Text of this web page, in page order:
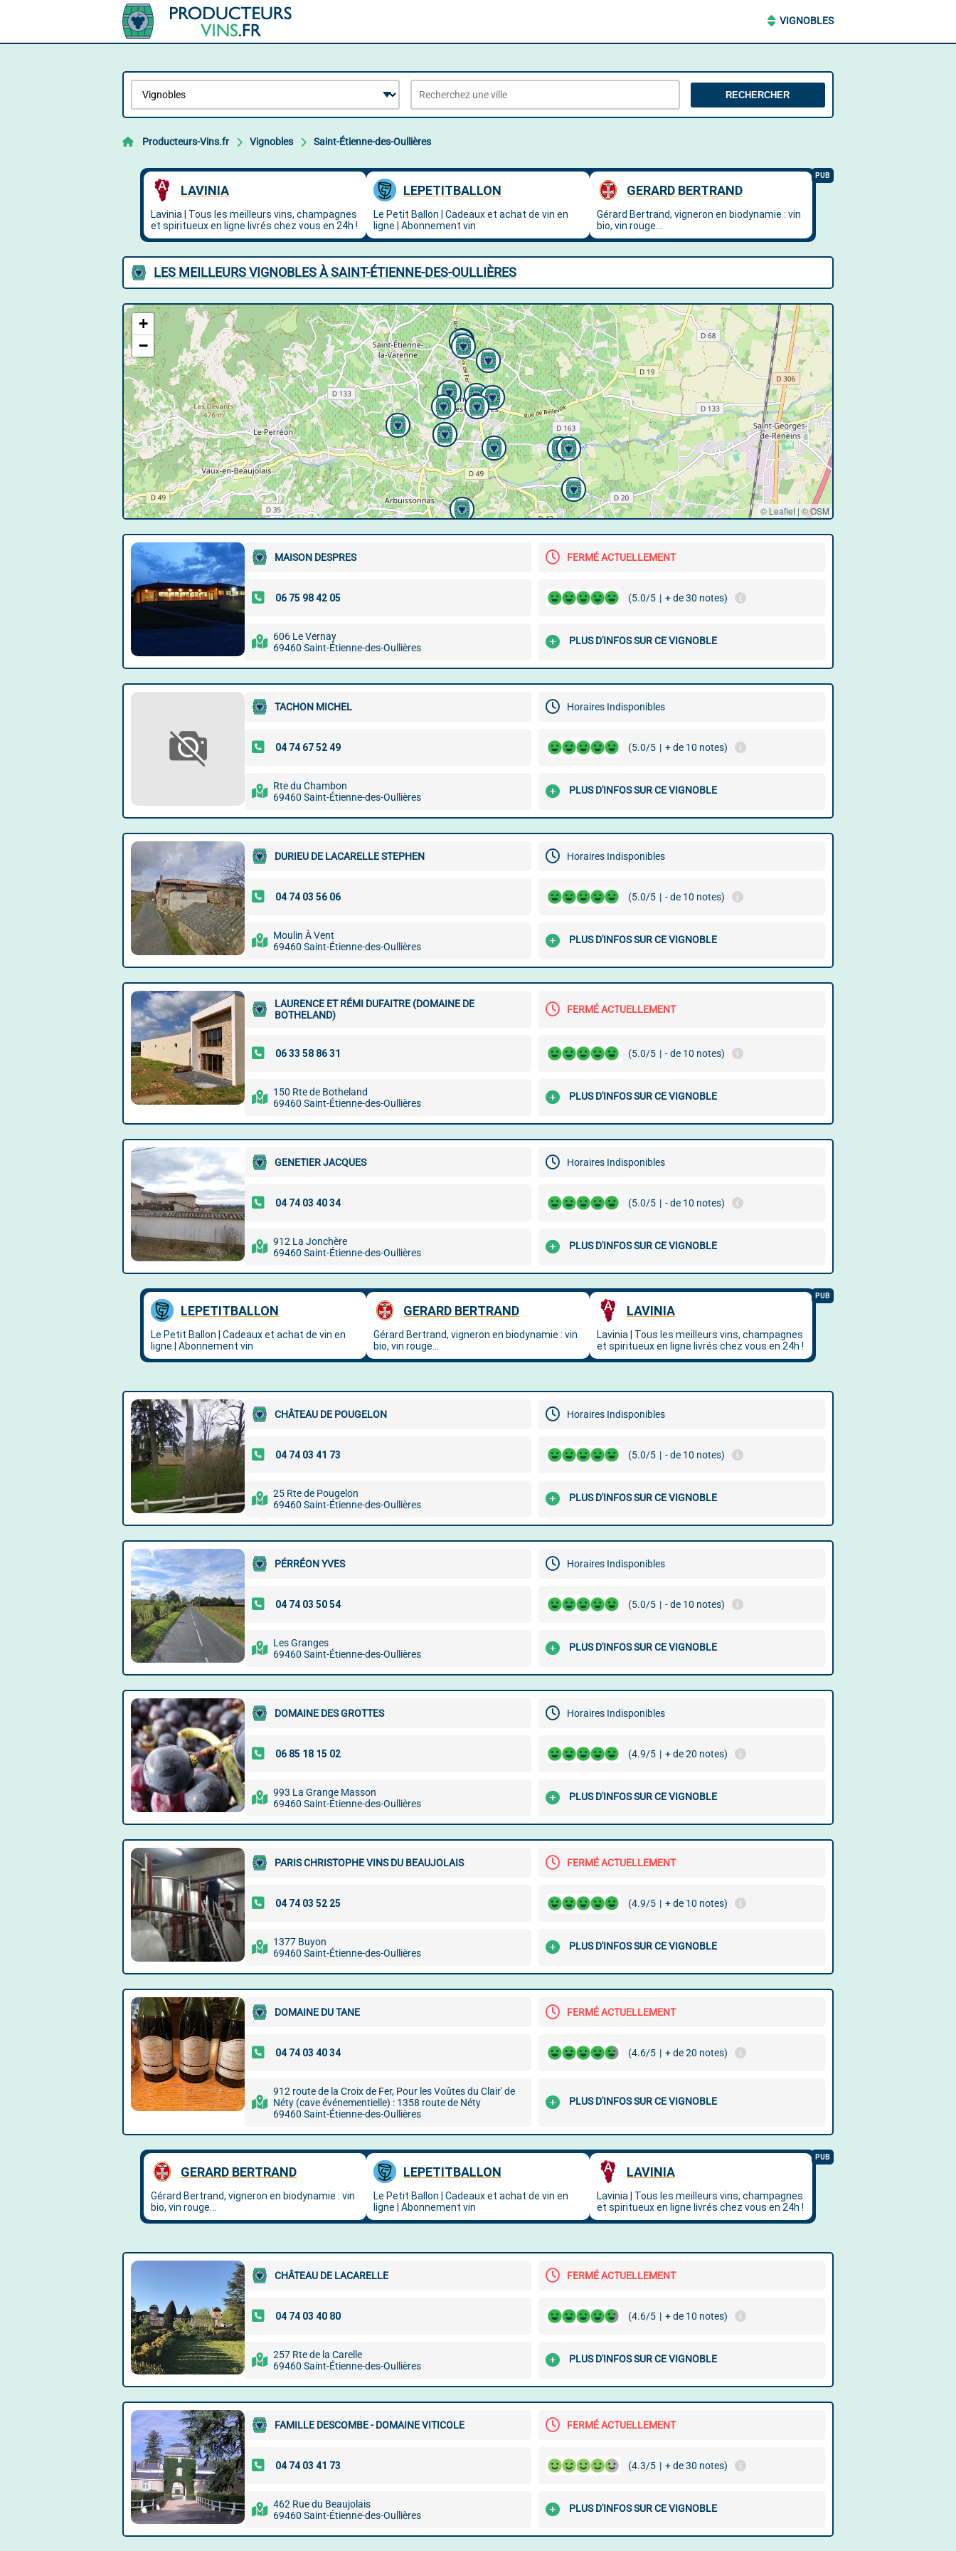
VIGNOBLES
RECHERCHER
Producteurs-Vins.fr Vignobles Saint-Étienne-des-Oullières
LES MEILLEURS VIGNOBLES À SAINT-ÉTIENNE-DES-OULLIÈRES
+
−
© Leaflet | ©OSM
MAISON DESPRES FERMÉ ACTUELLEMENT
(5.0/5 | + de 30 notes)
606 Le Vernay
69460 Saint-Étienne-des-Oullières
PLUS D'INFOS SUR CE VIGNOBLE
TACHON MICHEL Horaires Indisponibles
(5.0/5 | + de 10 notes)
Rte du Chambon
69460 Saint-Étienne-des-Oullières
PLUS D'INFOS SUR CE VIGNOBLE
DURIEU DE LACARELLE STEPHEN Horaires Indisponibles
(5.0/5 | - de 10 notes)
Moulin À Vent
69460 Saint-Étienne-des-Oullières
PLUS D'INFOS SUR CE VIGNOBLE
LAURENCE ET RÉMI DUFAITRE (DOMAINE DE
BOTHELAND)
FERMÉ ACTUELLEMENT
(5.0/5 | - de 10 notes)
150 Rte de Botheland
69460 Saint-Étienne-des-Oullières
PLUS D'INFOS SUR CE VIGNOBLE
GENETIER JACQUES Horaires Indisponibles
(5.0/5 | - de 10 notes)
912 La Jonchère
69460 Saint-Étienne-des-Oullières
PLUS D'INFOS SUR CE VIGNOBLE
CHÂTEAU DE POUGELON Horaires Indisponibles
(5.0/5 | - de 10 notes)
25 Rte de Pougelon
69460 Saint-Étienne-des-Oullières
PLUS D'INFOS SUR CE VIGNOBLE
PÉRRÉON YVES Horaires Indisponibles
(5.0/5 | - de 10 notes)
Les Granges
69460 Saint-Étienne-des-Oullières
PLUS D'INFOS SUR CE VIGNOBLE
DOMAINE DES GROTTES Horaires Indisponibles
(4.9/5 | + de 20 notes)
993 La Grange Masson
69460 Saint-Étienne-des-Oullières
PLUS D'INFOS SUR CE VIGNOBLE
PARIS CHRISTOPHE VINS DU BEAUJOLAIS FERMÉ ACTUELLEMENT
(4.9/5 | + de 10 notes)
1377 Buyon
69460 Saint-Étienne-des-Oullières
PLUS D'INFOS SUR CE VIGNOBLE
DOMAINE DU TANE FERMÉ ACTUELLEMENT
(4.6/5 | + de 20 notes)
912 route de la Croix de Fer, Pour les Voûtes du Clair' de
Néty (cave événementielle) : 1358 route de Néty
69460 Saint-Étienne-des-Oullières
PLUS D'INFOS SUR CE VIGNOBLE
CHÂTEAU DE LACARELLE FERMÉ ACTUELLEMENT
(4.6/5 | + de 10 notes)
257 Rte de la Carelle
69460 Saint-Étienne-des-Oullières
PLUS D'INFOS SUR CE VIGNOBLE
FAMILLE DESCOMBE - DOMAINE VITICOLE FERMÉ ACTUELLEMENT
(4.3/5 | + de 30 notes)
462 Rue du Beaujolais
69460 Saint-Étienne-des-Oullières
PLUS D'INFOS SUR CE VIGNOBLE